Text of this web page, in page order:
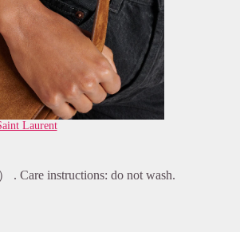
Laurent
Care instructions: do not wash.